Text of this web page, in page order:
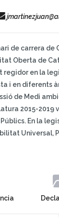
de carrera de
Oberta de
regidor en la
i en diferents
de Medi
2015-2019
En la
Universal,